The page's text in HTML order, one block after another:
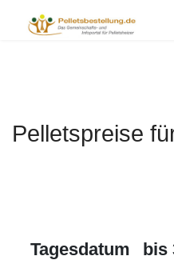
Pelletspreise
Tagesdatum
bis